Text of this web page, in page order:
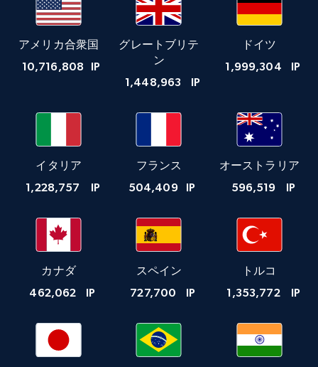
アメリカ合衆国
10,716,808 IP
グレートブリテ
ン
1,448,963 IP
ドイツ
1,999,304 IP
イタリア
1,228,757 IP
フランス
504,409 IP
オーストラリア
596,519 IP
カナダ
462,062 IP
スペイン
727,700 IP
トルコ
1,353,772 IP